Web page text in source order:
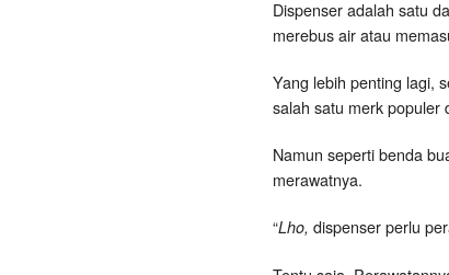
Dispenser adalah satu
merebus air atau
Yang lebih penting lagi,
salah satu merk populer
Namun seperti benda
merawatnya.
“Lho, dispenser perlu